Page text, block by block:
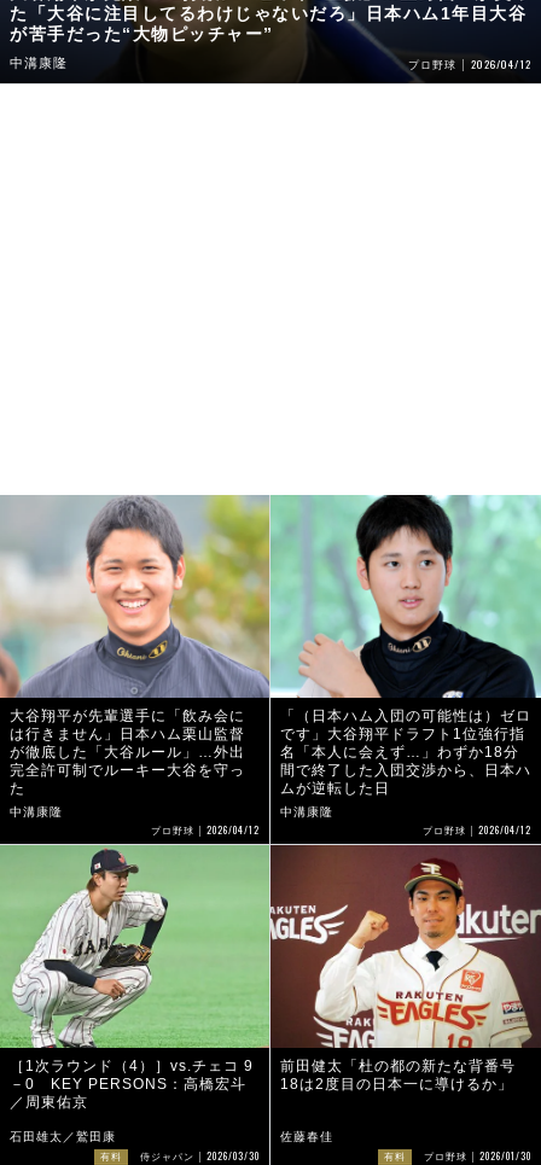
た「大谷に注目してるわけじゃないだろ」日本ハム1年目大谷
が苦手だった“大物ピッチャー”
中溝康隆 プロ野球 2026/04/12
大谷翔平が先輩選手に「飲み会に
は行きません」日本ハム栗山監督
が徹底した「大谷ルール」…外出
完全許可制でルーキー大谷を守っ
た
中溝康隆
プロ野球 2026/04/12
「（日本ハム入団の可能性は）ゼロ
です」大谷翔平ドラフト1位強行指
名「本人に会えず…」わずか18分
間で終了した入団交渉から、日本ハ
ムが逆転した日
中溝康隆
プロ野球 2026/04/12
［1次ラウンド（4）］vs.チェコ 9
－0 KEY PERSONS：高橋宏斗
／周東佑京
石田雄太／鷲田康
有料 侍ジャパン 2026/03/30
前田健太「杜の都の新たな背番号
18は2度目の日本一に導けるか」
佐藤春佳
有料 プロ野球 2026/01/30